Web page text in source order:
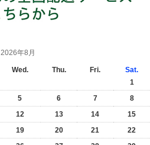
2026年8月
Wed. Thu. Fri.
Sat.
1
5 6 7
8
12 13 14
15
19 20 21
22